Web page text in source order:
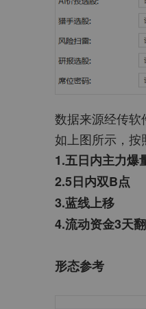
数据来源经传软
如上图所示，
1.五日内主力爆
2.5日内双B点
3.蓝线上移
4.流动资金3天
形态参考